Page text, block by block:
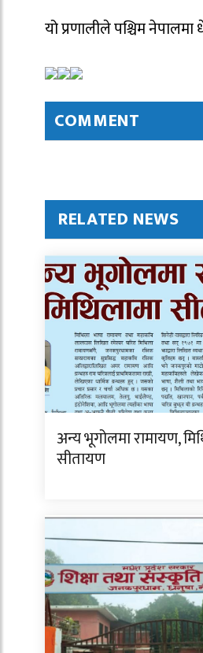
यो प्रणालीले पश्चिम
COMMENT
RELATED NEWS
अन्य भूगोलमा रामायण,
सीतायण